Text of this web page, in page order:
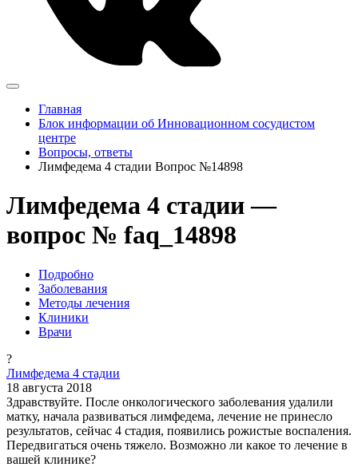
Главная
Блок информации об Инновационном сосудистом
центре
Вопросы, ответы
Лимфедема 4 стадии Вопрос №14898
Лимфедема 4 стадии —
вопрос № faq_14898
Подробно
Заболевания
Методы лечения
Клиники
Врачи
?
Лимфедема 4 стадии
18 августа 2018
Здравствуйте. После онкологического заболевания удалили
матку, начала развиваться лимфедема, лечение не принесло
результатов, сейчас 4 стадия, появились рожистые воспаления.
Передвигаться очень тяжело. Возможно ли какое то лечение в
вашей клинике?